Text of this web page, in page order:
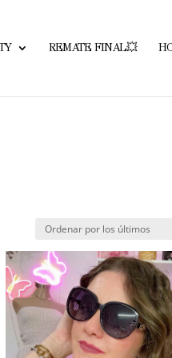
REMATE FINAL💥